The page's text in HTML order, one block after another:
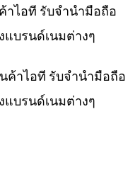
าไอที รับจำนำมือถือ
บรนด์เนมต่างๆ
ค้าไอที รับจำนำมือถือ
บรนด์เนมต่างๆ